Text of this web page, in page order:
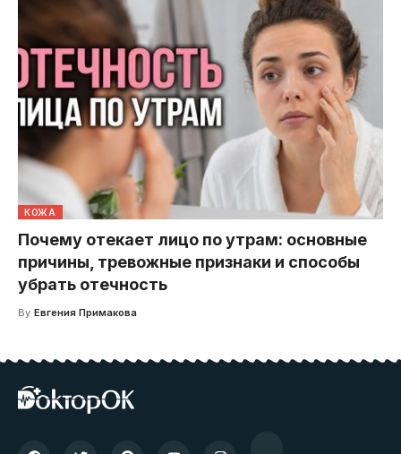
КОЖА
Почему отекает лицо по утрам: основные
причины, тревожные признаки и способы
убрать отечность
By Евгения Примакова